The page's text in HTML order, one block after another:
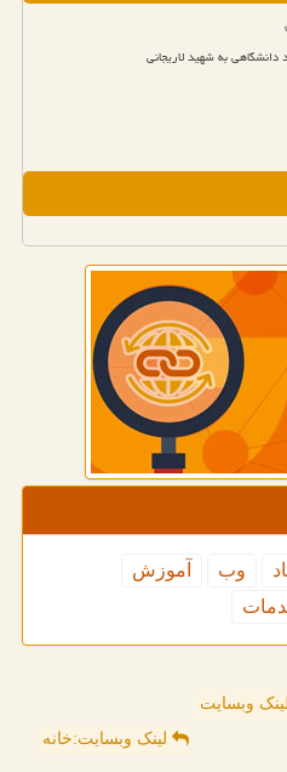
به شهید لاریجانی
وب
آموزش
لینک وبسایت
لینک وبسایت:خانه